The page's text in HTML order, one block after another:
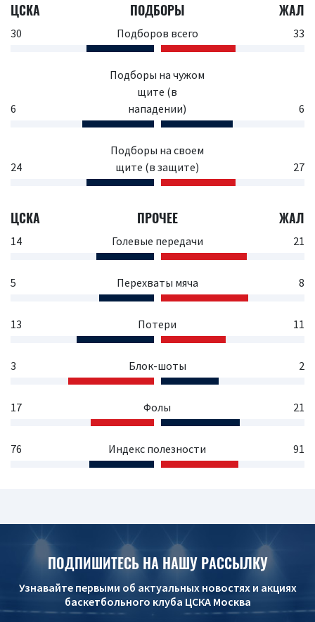
ЦСКА ПОДБОРЫ ЖАЛ
30 Подборов всего 33
6
Подборы на чужом
щите (в
нападении)
6
24
Подборы на своем
щите (в защите)
27
ЦСКА ПРОЧЕЕ ЖАЛ
14 Голевые передачи 21
5 Перехваты мяча 8
13 Потери 11
3 Блок-шоты 2
17 Фолы 21
76 Индекс полезности 91
ПОДПИШИТЕСЬ НА НАШУ РАССЫЛКУ
Узнавайте первыми об актуальных новостях и акциях
баскетбольного клуба ЦСКА Москва